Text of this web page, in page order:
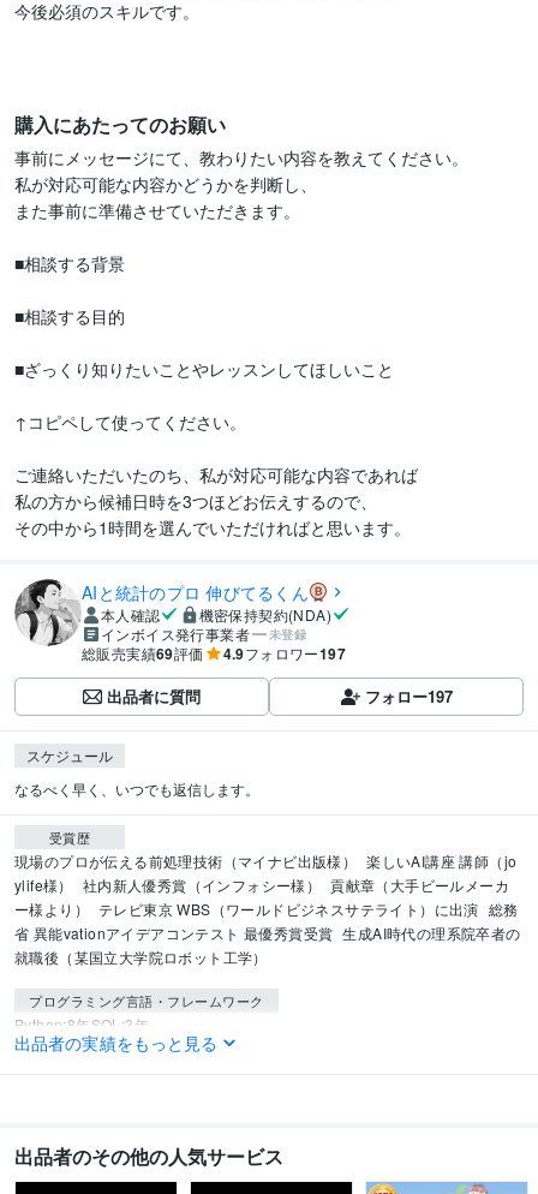
今後必須のスキルです。
購入にあたってのお願い
事前にメッセージにて、教わりたい内容を教えてください。
私が対応可能な内容かどうかを判断し、
また事前に準備させていただきます。
■相談する背景
■相談する目的
■ざっくり知りたいことやレッスンしてほしいこと
↑コピペして使ってください。
ご連絡いただいたのち、私が対応可能な内容であれば
私の方から候補日時を3つほどお伝えするので、
その中から1時間を選んでいただければと思います。
AIと統計のプロ 伸びてるくん
本人確認
機密保持契約(NDA)
インボイス発行事業者
未登録
総販売実績69評価 4.9フォロワー197
出品者に質問 フォロー197
スケジュール
なるべく早く、いつでも返信します。
受賞歴
現場のプロが伝える前処理技術（マイナビ出版様）
楽しいAI講座 講師（jo
ylife様）
社内新人優秀賞（インフォシー様）
貢献章（大手ビールメーカ
ー様より）
テレビ東京 WBS（ワールドビジネスサテライト）に出演 総務
省 異能vationアイデアコンテスト 最優秀賞受賞 生成AI時代の理系院卒者の
就職後（某国立大学院ロボット工学）
プログラミング言語・フレームワーク
Python:8年SQL:3年
Google BigQuery:3年redash:3年Tableau:2年
Stable Diffusion:1年ChatGPT:1年Perplexity AI:1年 Midjourney:1年
出品者の実績をもっと見る
出品者のその他の人気サービス